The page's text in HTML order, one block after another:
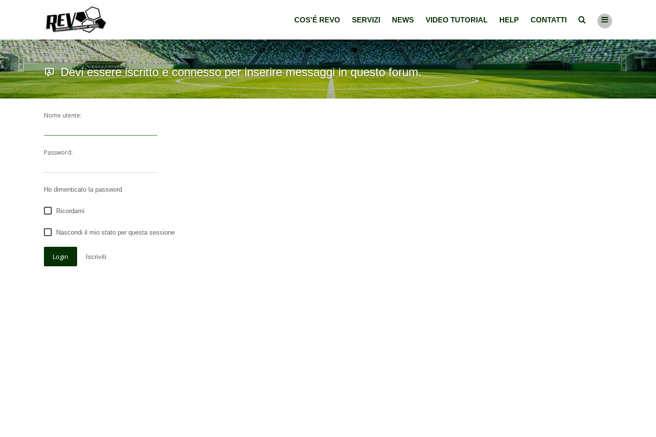
COS'É REVO SERVIZI NEWS VIDEO TUTORIAL HELP CONTATTI
Devi essere iscritto e connesso per inserire messaggi in questo forum.
Nome utente:
Password:
Ho dimenticato la password
Ricordami
Nascondi il mio stato per questa sessione
Iscriviti